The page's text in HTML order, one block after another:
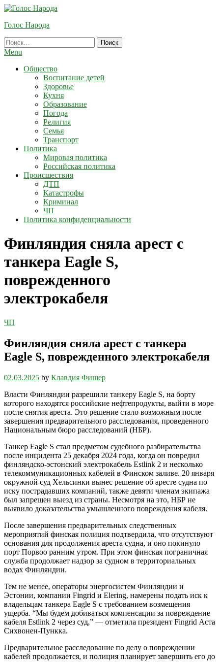
Skip
Content
Голос Народа
Найти:
Menu
Общество
Воспитание детей
Здоровье
Кухня
Образование
Погода
Религия
Семья
Транспорт
Политика
Мировая политика
Российская политика
Происшествия
ДТП
Катастрофы
Криминал
ЧП
Политика конфиденциальности
Финляндия сняла арест с
танкера Eagle S,
поврежденного
электрокабеля
ЧП
Финляндия сняла арест с танкера
Eagle S, поврежденного электрокабеля
02.03.2025 by Клавдия Фишер
Власти Финляндии разрешили танкеру Eagle S, на борту
которого находятся российские нефтепродукты, выйти в море
после снятия ареста. Это решение стало возможным после
завершения предварительного расследования, проведенного
Национальным бюро расследований (НБР).
Танкер Eagle S стал предметом судебного разбирательства
после инцидента 25 декабря 2024 года, когда он повредил
финляндско-эстонский электрокабель Estlink 2 и несколько
телекоммуникационных кабелей в Финском заливе. 20 января
окружной суд Хельсинки вынес решение об аресте судна по
иску пострадавших компаний, также девяти членам экипажа
был запрещен выезд из страны. Несмотря на это, НБР не
выявило доказательства умышленного повреждения кабеля.
После завершения предварительных следственных
мероприятий финская полиция подтвердила, что отсутствуют
основания для продолжения ареста судна, и оно покинуло
порт Порвоо ранним утром. При этом финская пограничная
служба продолжает надзор за судном в территориальных
водах Финляндии.
Тем не менее, операторы энергосистем Финляндии и
Эстонии, компании Fingrid и Elering, намерены подать иск к
владельцам танкера Eagle S с требованием возмещения
ущерба. “Мы будем добиваться компенсации за повреждение
кабеля Estlink 2 через суд,” — отметила президент Fingrid Аста
Сихвонен-Пункка.
Предварительное расследование по делу о повреждении
кабелей продолжается, и полиция планирует завершить его до